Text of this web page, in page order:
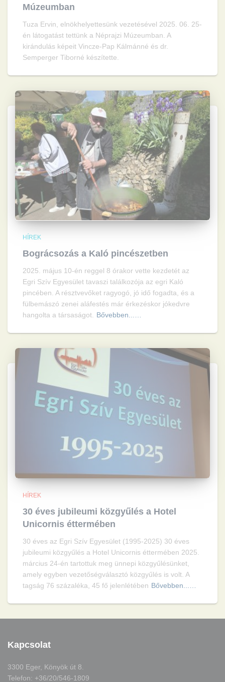
Múzeumban
Tuza Ervin, elnökhelyettesünk vezetésével 2025. 06. 25-
én látogatást tettünk a Néprajzi Múzeumban. A
kirándulás képeit Vincze-Pap Kálmánné és dr.
Semperger Tiborné készítette.
HÍREK
Bográcsozás a Kaló pincészetben
2025. május 10-én reggel 8 órakor vette kezdetét az
Egri Szív Egyesület tavaszi találkozója az egri Kaló
pincében. A résztvevőket ragyogó, jó idő fogadta, és a
fülbemászó zenei aláfestés már érkezéskor jókedvre
hangolta a társaságot. Bővebben...…
HÍREK
30 éves jubileumi közgyűlés a Hotel
Unicornis éttermében
30 éves az Egri Szív Egyesület (1995-2025) 30 éves
jubileumi közgyűlés a Hotel Unicornis éttermében 2025.
március 24-én tartottuk meg ünnepi közgyűlésünket,
amely egyben vezetőségválasztó közgyűlés is volt. A
tagság 76 százaléka, 45 fő jelenlétében Bővebben...…
Kapcsolat
3300 Eger, Könyök út 8.
Telefon: +36/20/546-1809